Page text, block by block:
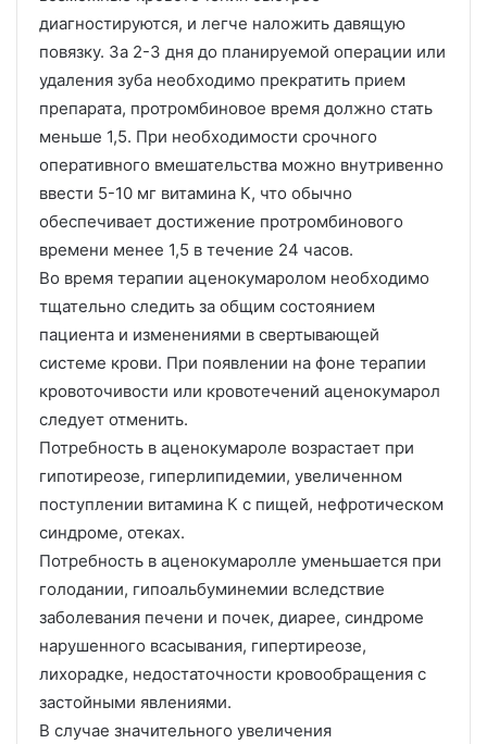
диагностируются, и легче наложить давящую
повязку. За 2-3 дня до планируемой операции или
удаления зуба необходимо прекратить прием
препарата, протромбиновое время должно стать
меньше 1,5. При необходимости срочного
оперативного вмешательства можно внутривенно
ввести 5-10 мг витамина К, что обычно
обеспечивает достижение протромбинового
времени менее 1,5 в течение 24 часов.
Во время терапии аценокумаролом необходимо
тщательно следить за общим состоянием
пациента и изменениями в свертывающей
системе крови. При появлении на фоне терапии
кровоточивости или кровотечений аценокумарол
следует отменить.
Потребность в аценокумароле возрастает при
гипотиреозе, гиперлипидемии, увеличенном
поступлении витамина К с пищей, нефротическом
синдроме, отеках.
Потребность в аценокумаролле уменьшается при
голодании, гипоальбуминемии вследствие
заболевания печени и почек, диарее, синдроме
нарушенного всасывания, гипертиреозе,
лихорадке, недостаточности кровообращения с
застойными явлениями.
В случае значительного увеличения